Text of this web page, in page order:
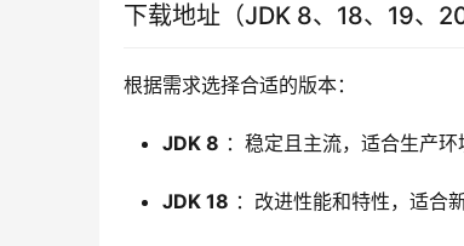
下载地址（JDK 8、18、19、20
根据需求选择合适的版本：
JDK 8 ：稳定且主流，适合生产环
JDK 18 ：改进性能和特性，适合新